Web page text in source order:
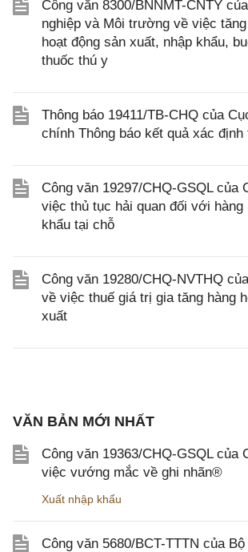
Công văn 8300/BNNMT-CNTY
nghiệp và Môi trường về việc
hoạt động sản xuất, nhập khẩu,
thuốc thú y
Thông báo 19411/TB-CHQ của
chính Thông báo kết quả xác
Công văn 19297/CHQ-GSQL của
việc thủ tục hải quan đối với hàng
khẩu tại chỗ
Công văn 19280/CHQ-NVTHQ
về việc thuế giá trị gia tăng hàng
xuất
VĂN BẢN MỚI NHẤT
Công văn 19363/CHQ-GSQL của
việc vướng mắc về ghi nhãn®
Xuất nhập khẩu
Công văn 5680/BCT-TTTN của